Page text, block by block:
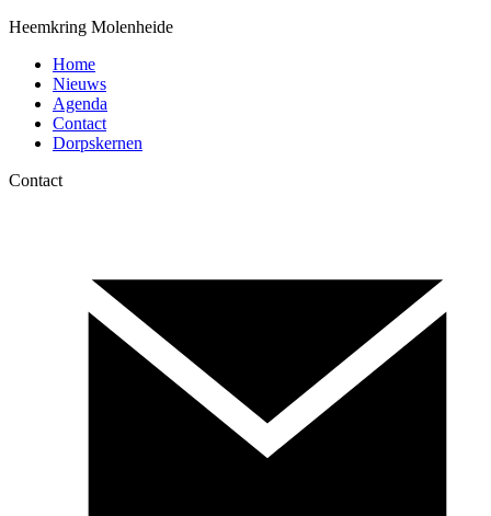
Heemkring Molenheide
Home
Nieuws
Agenda
Contact
Dorpskernen
Contact